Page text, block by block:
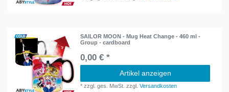
SAILOR MOON - Mug Heat Change - 460 ml -
Group - cardboard
0,00 € *
Artikel anzeigen
*zzgl. ges. MwSt. zzgl.Versandkosten